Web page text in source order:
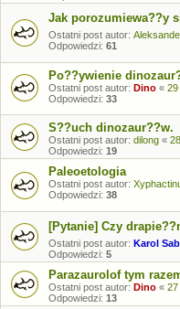
Jak porozumiewa??y
Ostatni post autor:
Odpowiedzi: 61
Po??ywienie
Ostatni post autor: Dino « 29
Odpowiedzi: 33
S??uch dinozaur??w.
Ostatni post autor: dilong «
Odpowiedzi: 19
Paleoetologia
Ostatni post autor:
Odpowiedzi: 38
[Pytanie] Czy
Ostatni post autor: Karol
Odpowiedzi: 5
Parazaurolof tym
Ostatni post autor: Dino « 27
Odpowiedzi: 13